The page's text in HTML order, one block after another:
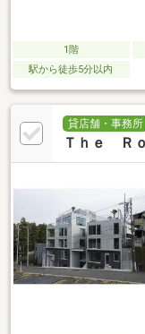
1階
駅から徒歩5分以内
貸店舗・事務所
Ｔｈｅ Ｒ